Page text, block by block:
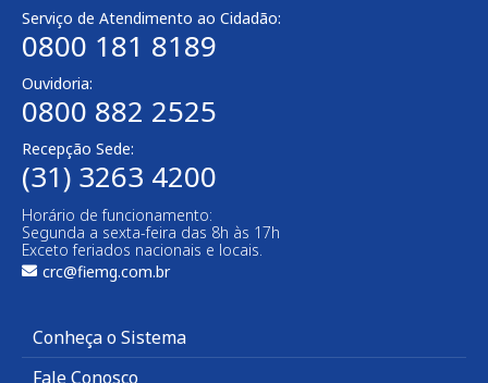
Serviço de Atendimento ao Cidadão:
0800 181 8189
Ouvidoria:
0800 882 2525​
Recepção Sede:
(31) 3263 4200
Horário de funcionamento:
Segunda a sexta-feira das 8h às 17h
Exceto feriados nacionais e locais.
crc@fiemg.com.br
Conheça o Sistema
Fale Conosco